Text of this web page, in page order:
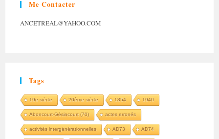
Me Contacter
ANCETREAL@YAHOO.COM
Tags
19e siècle 20ème siècle 1854 1940
Aboncourt-Gésincourt (70) actes erronés
activités intergénérationnelles AD73 AD74